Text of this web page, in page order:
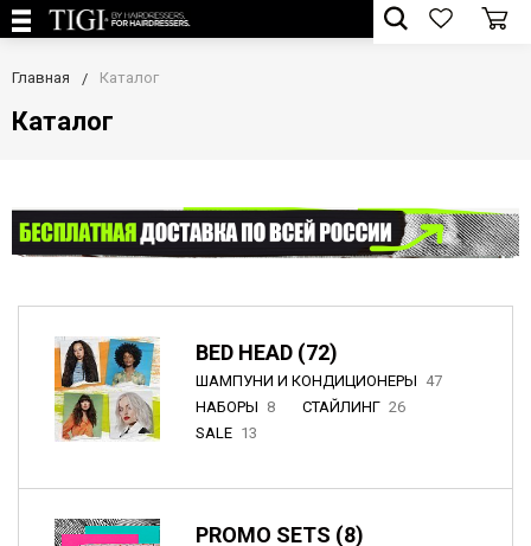
Главная Каталог
Каталог
BED HEAD (72)
ШАМПУНИ И КОНДИЦИОНЕРЫ 47
НАБОРЫ 8 СТАЙЛИНГ 26
SALE 13
PROMO SETS (8)